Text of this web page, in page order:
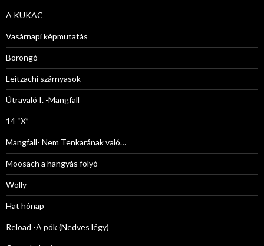
A KUKAC
Vasárnapi képmutatás
Borongó
Leitzachi szárnyasok
Útravaló I. -Mangfall
14 “X”
Mangfall- Nem Tenkarának való…
Moosach a hangyás folyó
Wolly
Hat hónap
Reload -A pók (Nedves légy)